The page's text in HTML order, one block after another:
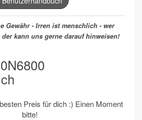
Gewähr - Irren ist menschlich - wer
kann uns gerne darauf hinweisen!
Preis für dich :) Einen Moment
bitte!